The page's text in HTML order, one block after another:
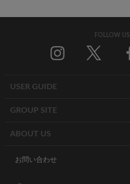
FOLLOW US
USER GUIDE
GROUP SITE
ABOUT US
お問い合わせ